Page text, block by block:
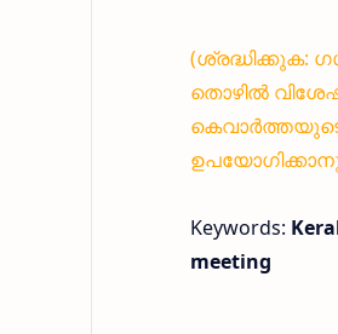
(ശ്രദ്ധിക്കുക:
തൊഴിൽ
Keywords:
meeting